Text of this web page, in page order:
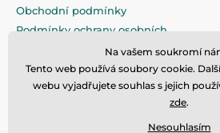
Obchodní podmínky
Podmínky ochrany osobních
Na pečlivé zabalení klademe
maximální důraz
Na vašem soukromí
Tento web používá soubory cookie.
webu vyjadřujete souhlas s jejich
zde.
Nesouhlasím